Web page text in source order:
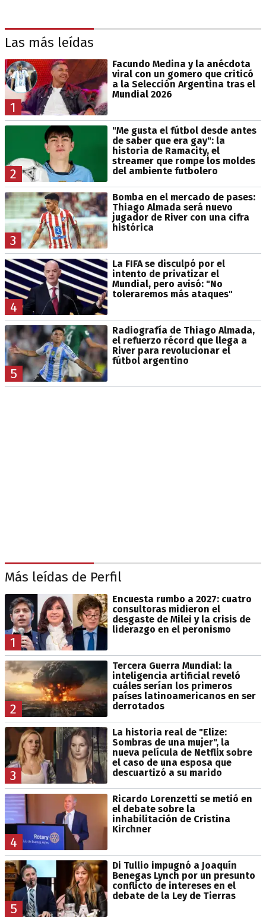
Las más leídas
1
Facundo Medina y la anécdota
viral con un gomero que criticó
a la Selección Argentina tras el
Mundial 2026
2
"Me gusta el fútbol desde antes
de saber que era gay": la
historia de Ramacity, el
streamer que rompe los moldes
del ambiente futbolero
3
Bomba en el mercado de pases:
Thiago Almada será nuevo
jugador de River con una cifra
histórica
4
La FIFA se disculpó por el
intento de privatizar el
Mundial, pero avisó: "No
toleraremos más ataques"
5
Radiografía de Thiago Almada,
el refuerzo récord que llega a
River para revolucionar el
fútbol argentino
Más leídas de Perfil
1
Encuesta rumbo a 2027: cuatro
consultoras midieron el
desgaste de Milei y la crisis de
liderazgo en el peronismo
2
Tercera Guerra Mundial: la
inteligencia artificial reveló
cuáles serían los primeros
países latinoamericanos en ser
derrotados
3
La historia real de "Elize:
Sombras de una mujer", la
nueva película de Netflix sobre
el caso de una esposa que
descuartizó a su marido
4
Ricardo Lorenzetti se metió en
el debate sobre la
inhabilitación de Cristina
Kirchner
5
Di Tullio impugnó a Joaquín
Benegas Lynch por un presunto
conflicto de intereses en el
debate de la Ley de Tierras